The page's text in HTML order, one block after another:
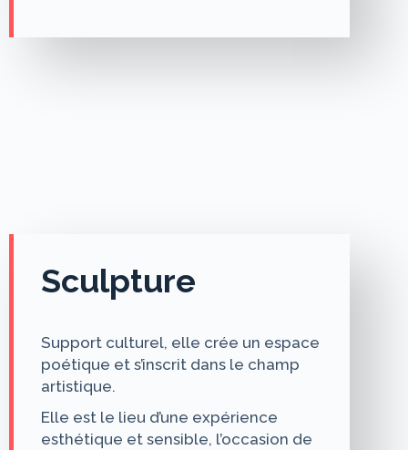
Sculpture
Support culturel, elle crée un espace
poétique et s’inscrit dans le champ
artistique.
Elle est le lieu d’une expérience
esthétique et sensible, l’occasion de